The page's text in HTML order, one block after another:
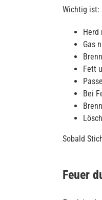
Wichtig ist:
Herd
Gas
Fett
Bei
Sobald
Feuer